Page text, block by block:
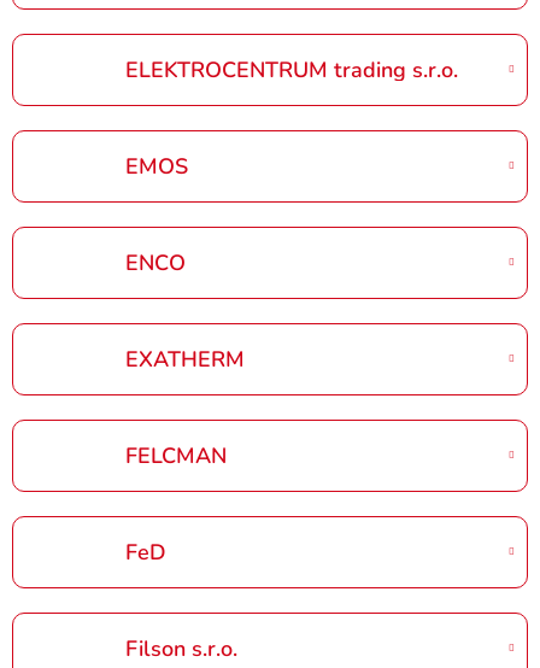
ELEKTROCENTRUM trading s.r.o.
EMOS
ENCO
EXATHERM
FELCMAN
FeD
Filson s.r.o.